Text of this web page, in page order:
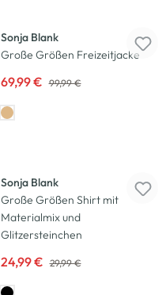
Sonja Blank
Große Größen Freizeitjacke
69,99 € 99,99 €
Sonja Blank
Große Größen Shirt mit
Materialmix und
Glitzersteinchen
24,99 € 29,99 €